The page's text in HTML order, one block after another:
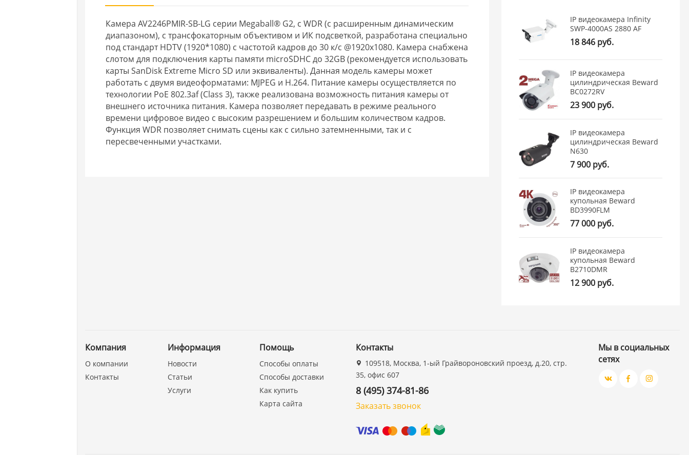
Камера AV2246PMIR-SB-LG серии Megaball® G2, с WDR (с расширенным динамическим
диапазоном), с трансфокаторным объективом и ИК подсветкой, разработана специально
под стандарт HDTV (1920*1080) с частотой кадров до 30 к/с @1920х1080. Камера снабжена
слотом для подключения карты памяти microSDHC до 32GB (рекомендуется использовать
карты SanDisk Extreme Micro SD или эквиваленты). Данная модель камеры может
работать с двумя видеоформатами: MJPEG и H.264. Питание камеры осуществляется по
технологии PoE 802.3af (Class 3), также реализована возможность питания камеры от
внешнего источника питания. Камера позволяет передавать в режиме реального
времени цифровое видео с высоким разрешением и большим количеством кадров.
Функция WDR позволяет снимать сцены как с сильно затемненными, так и с
пересвеченными участками.
IP видеокамера Infinity
SWP-4000AS 2880 AF
18 846 руб.
IP видеокамера
цилиндрическая Beward
BC0272RV
23 900 руб.
IP видеокамера
цилиндрическая Beward
N630
7 900 руб.
IP видеокамера
купольная Beward
BD3990FLM
77 000 руб.
IP видеокамера
купольная Beward
B2710DMR
12 900 руб.
Компания
О компании
Контакты
Информация
Новости
Статьи
Услуги
Помощь
Способы оплаты
Способы доставки
Как купить
Карта сайта
Контакты
109518, Москва, 1-ый Грайвороновский проезд, д.20, стр.
35, офис 607
8 (495) 374-81-86
Заказать звонок
Мы в социальных
сетях